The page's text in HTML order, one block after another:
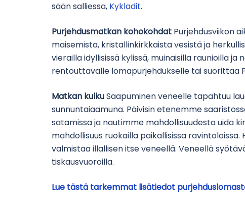
sään salliessa, Kykladit.
Purjehdusmatkan kohokohdat Purjehdusviikon
maisemista, kristallinkirkkaista vesistä ja
vierailla idyllisissä kylissä, muinaisilla raunioilla
rentouttavalle lomapurjehdukselle tai suorittaa
Matkan kulkuSaapuminen veneelle tapahtuu
sunnuntaiaamuna. Päivisin etenemme
satamissa ja nautimme mahdollisuudesta uida
mahdollisuus ruokailla paikallisissa
valmistaa illallisen itse veneellä. Veneellä
tiskausvuoroilla.
Lue tästä tarkemmat lisätiedot